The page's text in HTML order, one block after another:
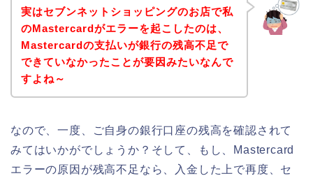
実はセブンネットショッピングのお店で私
のMastercardがエラーを起こしたのは、
Mastercardの支払いが銀行の残高不足で
できていなかったことが要因みたいなんで
すよね～
なので、一度、ご自身の銀行口座の残高を確認されて
みてはいかがでしょうか？そして、もし、Mastercard
エラーの原因が残高不足なら、入金した上で再度、セ